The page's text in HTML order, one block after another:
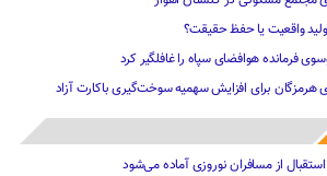
واقعیت یا حفظ حقیقت؟
فرمانده هوافضای سپاه را غافلگیر کرد
برای افزایش سهمیه سوخت‌گیری باکارت آزاد
از مسافران نوروزی آماده می‌شود